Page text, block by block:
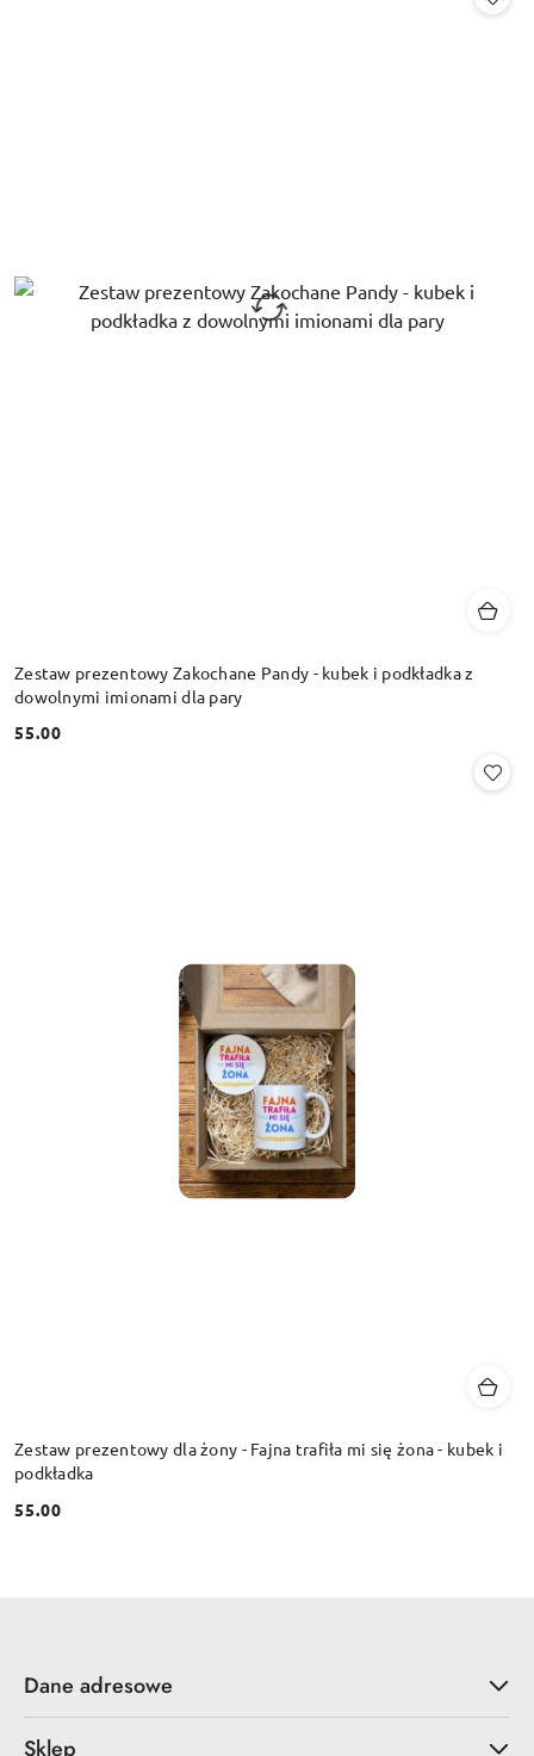
Zestaw prezentowy Zakochane Pandy - kubek i podkładka z
dowolnymi imionami dla pary
Cena:
55.00
Zestaw prezentowy dla żony - Fajna trafiła mi się żona - kubek i
podkładka
Cena:
55.00
Dane adresowe
Sklep